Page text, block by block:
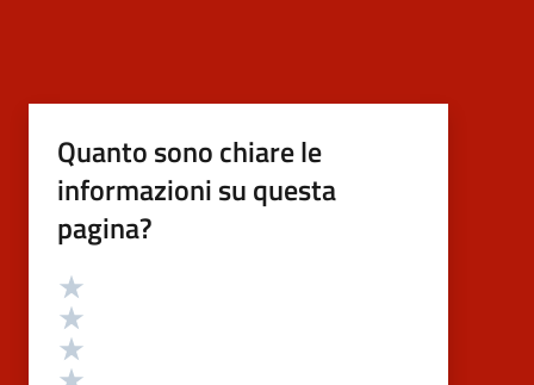
Quanto sono chiare le
informazioni su questa
pagina?
Valutazione